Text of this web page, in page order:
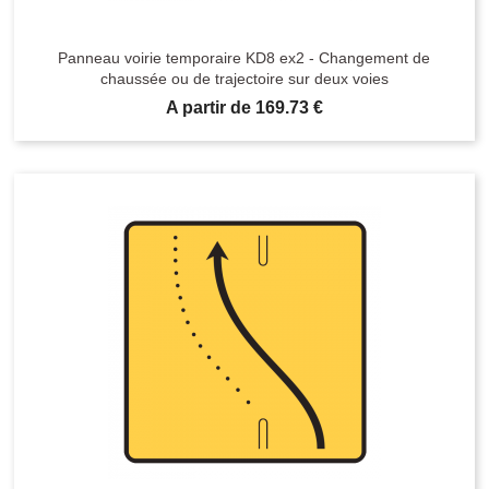
Panneau voirie temporaire KD8 ex2 - Changement de
chaussée ou de trajectoire sur deux voies
Prix
A partir de 169.73 €